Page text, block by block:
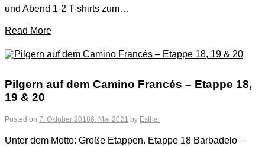
und Abend 1-2 T-shirts zum…
Read More
Pilgern auf dem Camino Francés – Etappe 18,
19 & 20
Posted on 7. Oktober 20186. Mai 2021 by Esther
Unter dem Motto: Große Etappen. Etappe 18 Barbadelo –